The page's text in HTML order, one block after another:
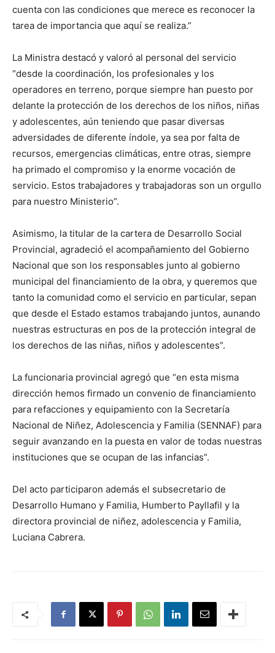
cuenta con las condiciones que merece es reconocer la
tarea de importancia que aquí se realiza.”
La Ministra destacó y valoró al personal del servicio
“desde la coordinación, los profesionales y los
operadores en terreno, porque siempre han puesto por
delante la protección de los derechos de los niños, niñas
y adolescentes, aún teniendo que pasar diversas
adversidades de diferente índole, ya sea por falta de
recursos, emergencias climáticas, entre otras, siempre
ha primado el compromiso y la enorme vocación de
servicio. Estos trabajadores y trabajadoras son un orgullo
para nuestro Ministerio”.
Asimismo, la titular de la cartera de Desarrollo Social
Provincial, agradeció el acompañamiento del Gobierno
Nacional que son los responsables junto al gobierno
municipal del financiamiento de la obra, y queremos que
tanto la comunidad como el servicio en particular, sepan
que desde el Estado estamos trabajando juntos, aunando
nuestras estructuras en pos de la protección integral de
los derechos de las niñas, niños y adolescentes”.
La funcionaria provincial agregó que “en esta misma
dirección hemos firmado un convenio de financiamiento
para refacciones y equipamiento con la Secretaría
Nacional de Niñez, Adolescencia y Familia (SENNAF) para
seguir avanzando en la puesta en valor de todas nuestras
instituciones que se ocupan de las infancias”.
Del acto participaron además el subsecretario de
Desarrollo Humano y Familia, Humberto Payllafil y la
directora provincial de niñez, adolescencia y Familia,
Luciana Cabrera.